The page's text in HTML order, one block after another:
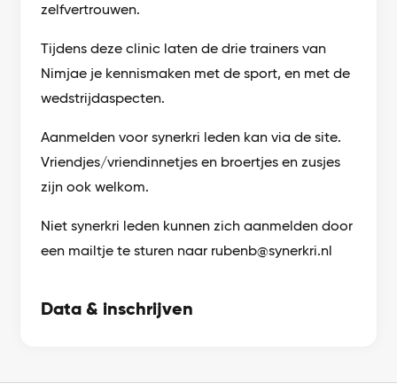
zelfvertrouwen.
Tijdens deze clinic laten de drie trainers van
Nimjae je kennismaken met de sport, en met de
wedstrijdaspecten.
Aanmelden voor synerkri leden kan via de site.
Vriendjes/vriendinnetjes en broertjes en zusjes
zijn ook welkom.
Niet synerkri leden kunnen zich aanmelden door
een mailtje te sturen naar rubenb@synerkri.nl
Data & inschrijven